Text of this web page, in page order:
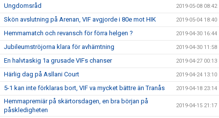
Ungdomsråd 2019-05-08 08:42
Skön avslutning på Arenan, VIF avgjorde i 80e mot HIK 2019-05-04 18:40
Hemmamatch och revansch för förra helgen ? 2019-04-30 16:44
Jubileumströjorna klara för avhämtning 2019-04-30 11:58
En halvtaskig 1a grusade VIFs chanser 2019-04-27 00:13
Härlig dag på Asllani Court 2019-04-24 13:10
5-1 kan inte förklaras bort, VIF va mycket bättre än Tranås 2019-04-18 23:14
Hemmapremiär på skärtorsdagen, en bra början på
påskledigheten
2019-04-15 21:17